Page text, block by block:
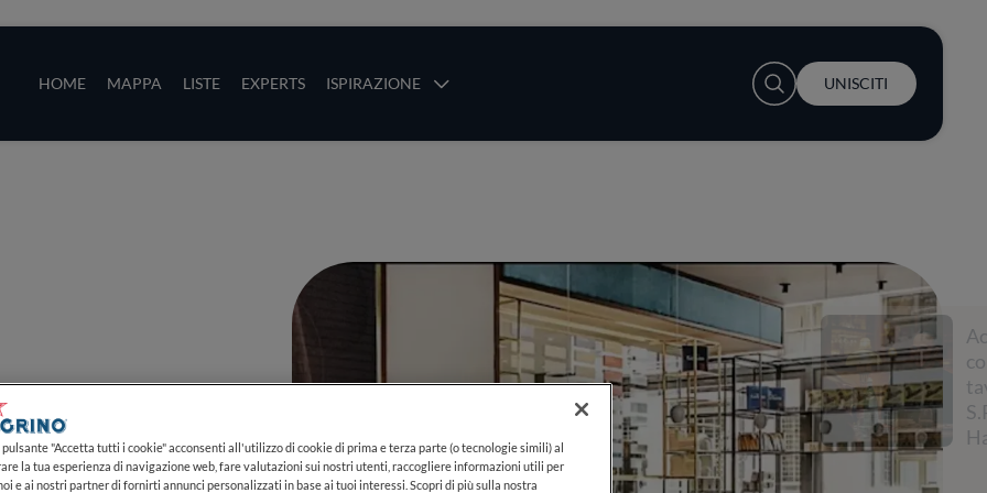
HOME MAPPA LISTE EXPERTS ISPIRAZIONE
User account menu
UNISCITI
Accendi la
conversazione a
tavola con
S.Pellegrino e Lewis
Hamilton
"Accetta tutti i cookie" acconsenti all'utilizzo di cookie di prima e terza parte (o tecnologie simili) al
la tua esperienza di navigazione web, fare valutazioni sui nostri utenti, raccogliere informazioni utili per
e ai nostri partner di fornirti annunci personalizzati in base ai tuoi interessi. Scopri di più sulla nostra